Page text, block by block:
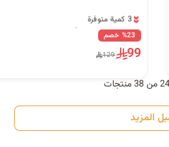
11 مشاهدة مؤخراً
3 كمية متوفرة
11 مشاهدة مؤخراً
%23 خصم
99
129
المزيد